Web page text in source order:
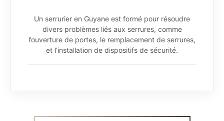
Un serrurier en Guyane est formé pour résoudre
divers problèmes liés aux serrures, comme
l’ouverture de portes, le remplacement de serrures,
et l’installation de dispositifs de sécurité.